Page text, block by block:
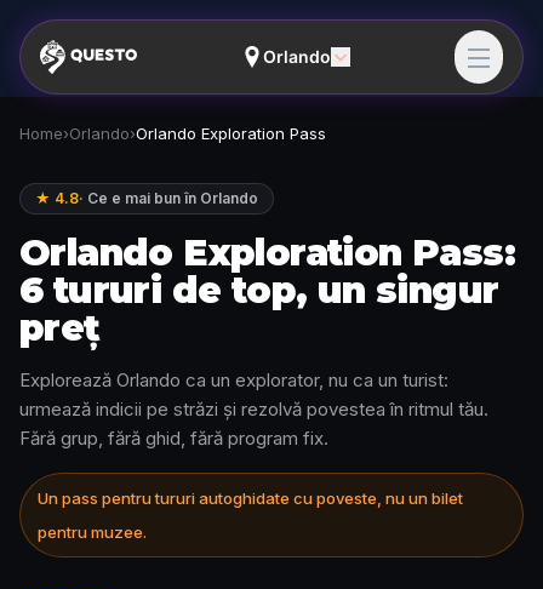
Orlando
Home›Orlando›Orlando Exploration Pass
★ 4.8· Ce e mai bun în Orlando
Orlando Exploration Pass:
6 tururi de top, un singur
preț
Explorează Orlando ca un explorator, nu ca un turist:
urmează indicii pe străzi și rezolvă povestea în ritmul tău.
Fără grup, fără ghid, fără program fix.
Un pass pentru tururi autoghidate cu poveste, nu un bilet
pentru muzee.